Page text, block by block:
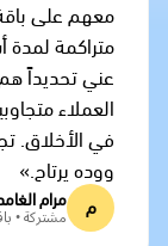
معهم على
متراكمة
عني تحديداً
العملاء
في الأخلاق.
ووده يرتاح.»
م مرام
مشتركة •